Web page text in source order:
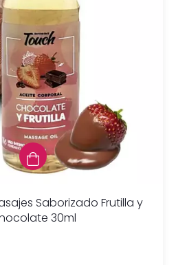
Saborizado Frutilla y
30ml